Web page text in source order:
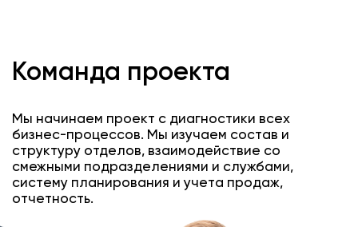
Команда проекта
Мы начинаем проект с диагностики всех
бизнес-процессов. Мы изучаем состав и
структуру отделов, взаимодействие со
смежными подразделениями и службами,
систему планирования и учета продаж,
отчетность.